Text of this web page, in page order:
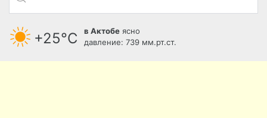
+25°С в Актобе ясно
давление: 739 мм.рт.ст.